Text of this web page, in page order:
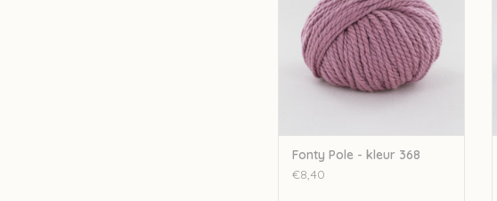
Fonty Pole - kleur 368
€8,40